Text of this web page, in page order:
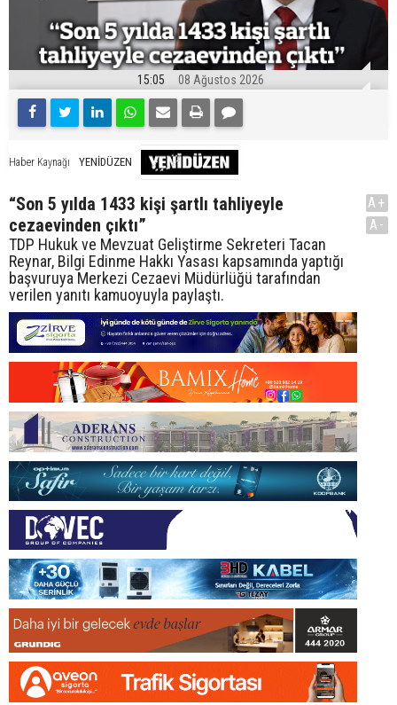
15:05 08 Ağustos 2026
Haber Kaynağı YENİDÜZEN
“Son 5 yılda 1433 kişi şartlı tahliyeyle
cezaevinden çıktı”
TDP Hukuk ve Mevzuat Geliştirme Sekreteri Tacan
Reynar, Bilgi Edinme Hakkı Yasası kapsamında yaptığı
başvuruya Merkezi Cezaevi Müdürlüğü tarafından
verilen yanıtı kamuoyuyla paylaştı.
A+
A-